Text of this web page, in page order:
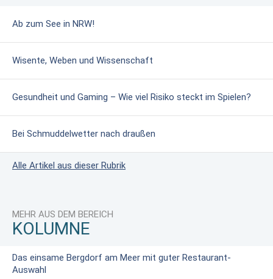
Ab zum See in NRW!
Wisente, Weben und Wissenschaft
Gesundheit und Gaming – Wie viel Risiko steckt im Spielen?
Bei Schmuddelwetter nach draußen
Alle Artikel aus dieser Rubrik
MEHR AUS DEM BEREICH
KOLUMNE
Das einsame Bergdorf am Meer mit guter Restaurant-
Auswahl